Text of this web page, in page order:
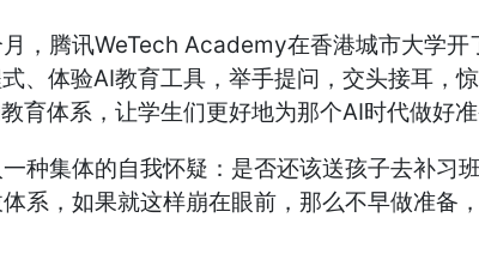
，腾讯WeTech Academy在香港城市大学
、体验AI教育工具，举手提问，交头接耳
育体系，让学生们更好地为那个AI时代做好准
种集体的自我怀疑：是否还该送孩子去补习
系，如果就这样崩在眼前，那么不早做准备